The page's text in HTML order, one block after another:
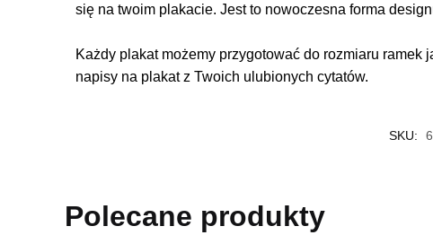
się na twoim plakacie. Jest to nowoczesna forma
Każdy plakat możemy przygotować do rozmiaru
napisy na plakat z Twoich ulubionych cytatów.
SKU:
Polecane produkty